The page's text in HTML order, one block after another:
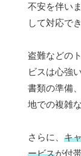
不安を伴い
して対応で
盗難などの
ビスは心強
書類の準備
地での複雑
さらに、 キ
ービスが付